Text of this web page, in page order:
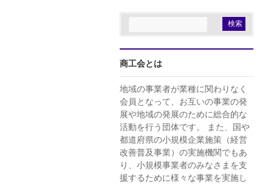
商工会とは
地域の事業者が業種に関わりなく
会員となって、お互いの事業の発
展や地域の発展のために総合的な
活動を行う団体です。 また、国や
都道府県の小規模企業施策（経営
改善普及事業）の実施機関でもあ
り、小規模事業者のみなさまを支
援するために様々な事業を実施し